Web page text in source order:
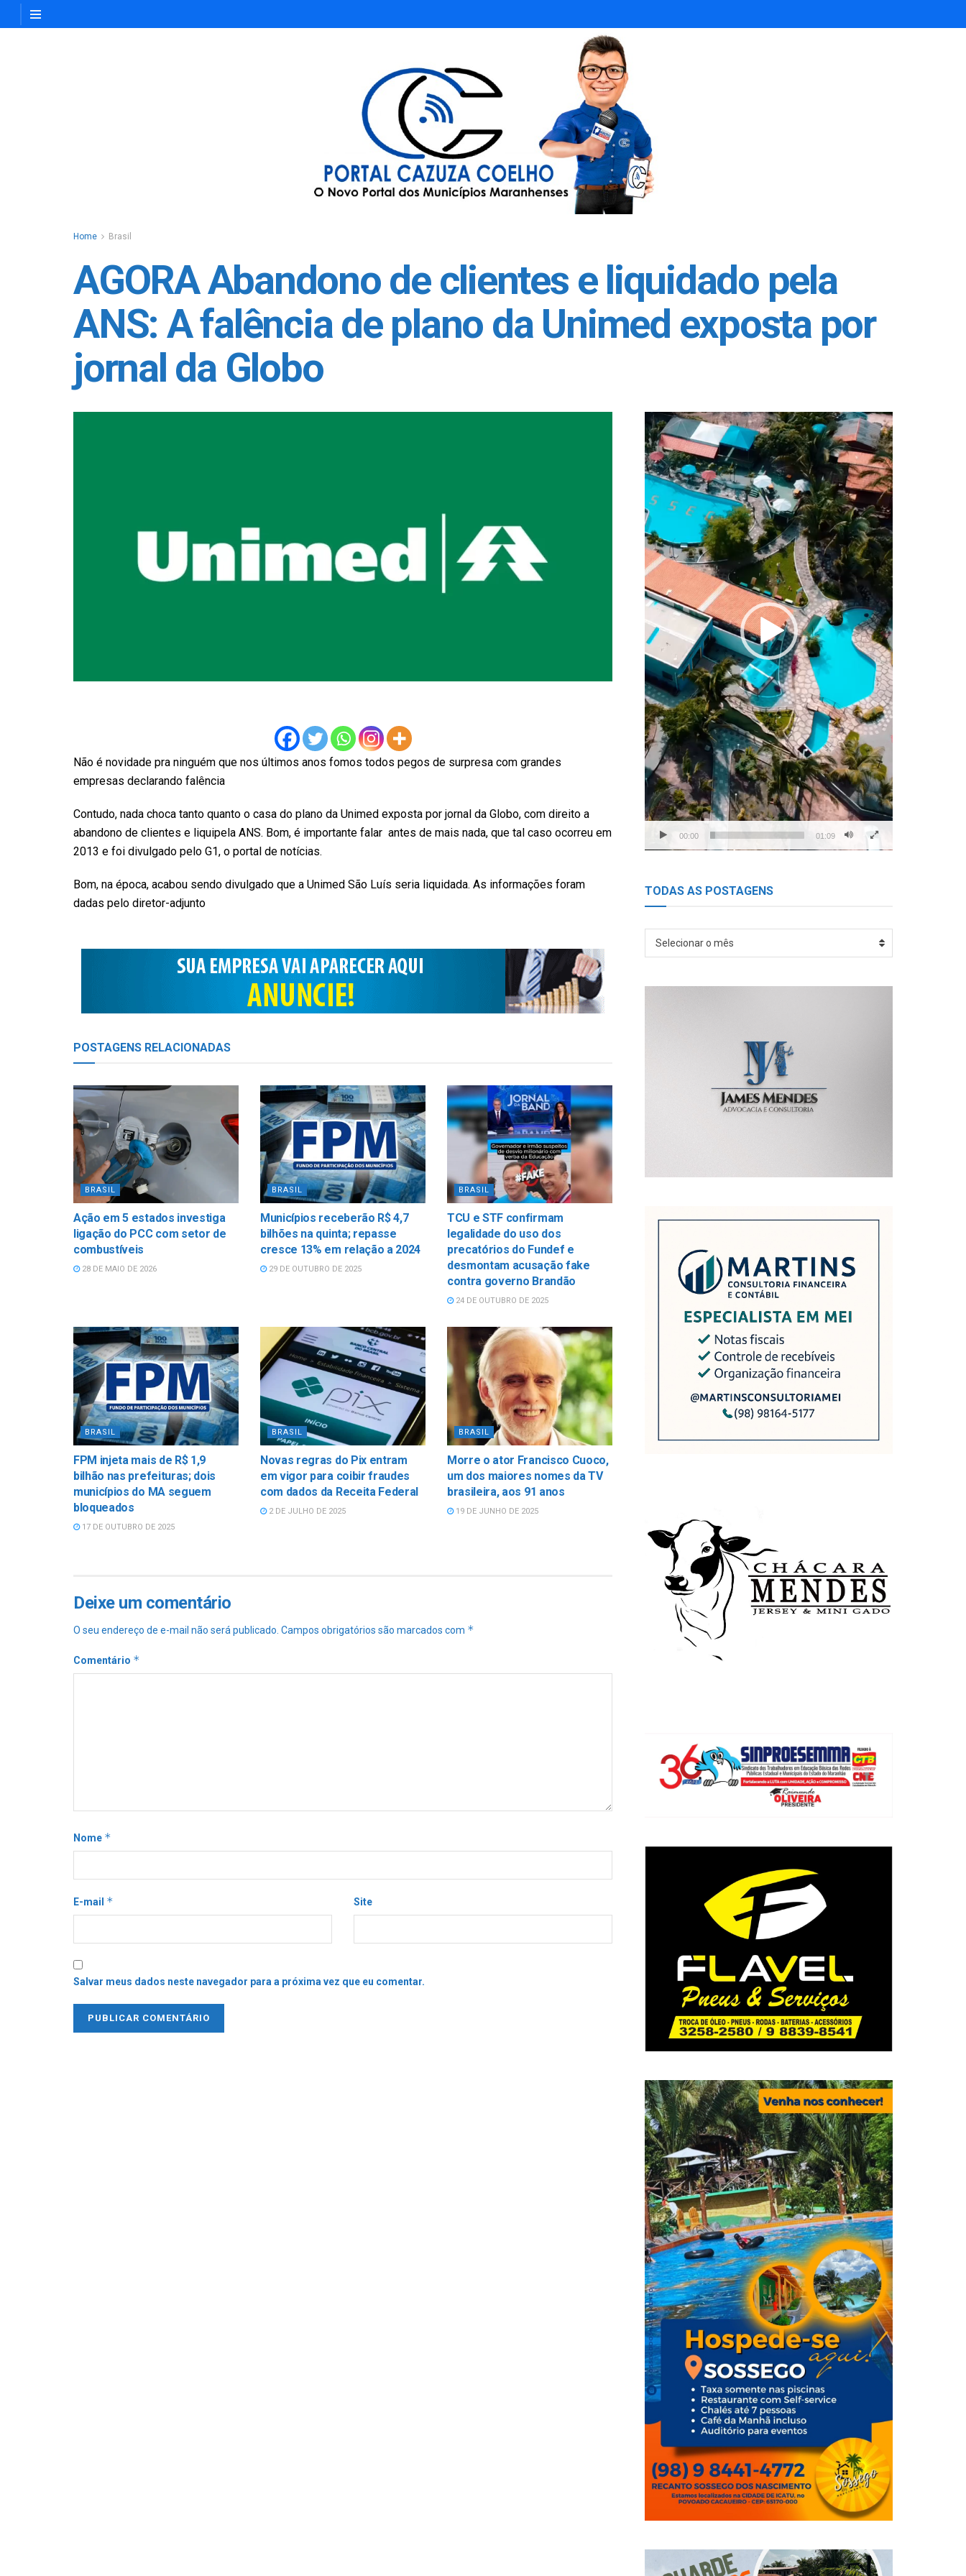
Home Brasil
AGORA Abandono de clientes e liquidado pela
ANS: A falência de plano da Unimed exposta por
jornal da Globo
Não é novidade pra ninguém que nos últimos anos fomos todos pegos de surpresa com grandes
empresas declarando falência
Contudo, nada choca tanto quanto o casa do plano da Unimed exposta por jornal da Globo, com direito a
abandono de clientes e liquipela ANS. Bom, é importante falar antes de mais nada, que tal caso ocorreu em
2013 e foi divulgado pelo G1, o portal de notícias.
Bom, na época, acabou sendo divulgado que a Unimed São Luís seria liquidada. As informações foram
dadas pelo diretor-adjunto
POSTAGENS RELACIONADAS
BRASIL
Ação em 5 estados investiga
ligação do PCC com setor de
combustíveis
28 DE MAIO DE 2026
BRASIL
Municípios receberão R$ 4,7
bilhões na quinta; repasse
cresce 13% em relação a 2024
29 DE OUTUBRO DE 2025
BRASIL
TCU e STF confirmam
legalidade do uso dos
precatórios do Fundef e
desmontam acusação fake
contra governo Brandão
24 DE OUTUBRO DE 2025
BRASIL
FPM injeta mais de R$ 1,9
bilhão nas prefeituras; dois
municípios do MA seguem
bloqueados
17 DE OUTUBRO DE 2025
BRASIL
Novas regras do Pix entram
em vigor para coibir fraudes
com dados da Receita Federal
2 DE JULHO DE 2025
BRASIL
Morre o ator Francisco Cuoco,
um dos maiores nomes da TV
brasileira, aos 91 anos
19 DE JUNHO DE 2025
Deixe um comentário
O seu endereço de e-mail não será publicado. Campos obrigatórios são marcados com *
Comentário *
Nome *
E-mail * Site
Salvar meus dados neste navegador para a próxima vez que eu comentar.
Tocador
de
vídeo
00:00 01:09
TODAS AS POSTAGENS
TODAS
Selecionar o mês